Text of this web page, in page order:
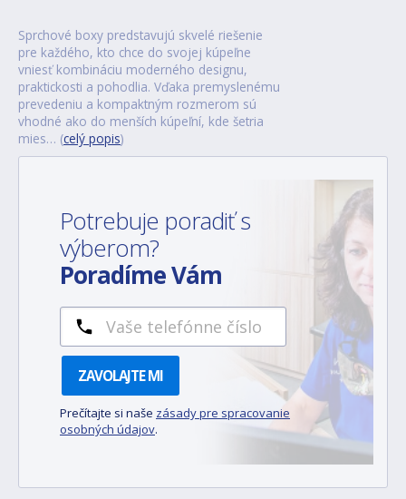
Sprchové boxy predstavujú skvelé riešenie
pre každého, kto chce do svojej kúpeľne
vniesť kombináciu moderného designu,
praktickosti a pohodlia. Vďaka premyslenému
prevedeniu a kompaktným rozmerom sú
vhodné ako do menších kúpeľní, kde šetria
mies… (celý popis)
Potrebuje poradiť s
výberom?
Poradíme Vám
ZAVOLAJTE MI
Prečítajte si naše zásady pre spracovanie
osobných údajov.